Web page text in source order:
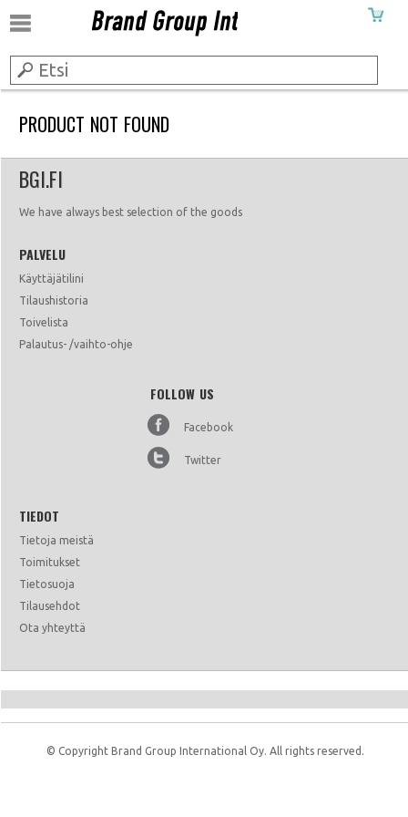
PRODUCT NOT FOUND
BGI.FI
We have always best selection of the goods
PALVELU
Käyttäjätilini
Tilaushistoria
Toivelista
Palautus- /vaihto-ohje
FOLLOW US
Facebook
Twitter
TIEDOT
Tietoja meistä
Toimitukset
Tietosuoja
Tilausehdot
Ota yhteyttä
© Copyright Brand Group International Oy. All rights reserved.